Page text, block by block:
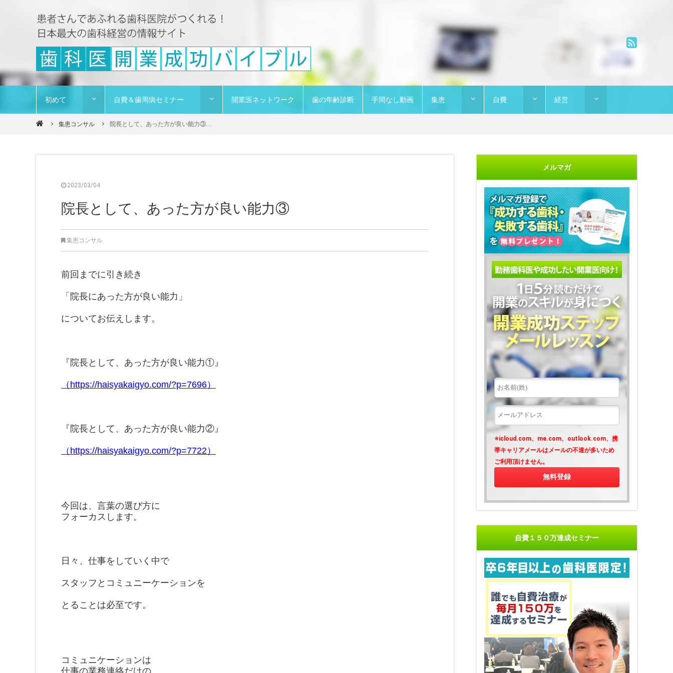
初めて 自費＆歯周病セミナー 開業医ネットワーク 歯の年齢診断 手間なし動画 集患 自費 経営
集患コンサル 院長として、あった方が良い能力③...
2023/03/04
院長として、あった方が良い能力③
集患コンサル
前回までに引き続き
「院長にあった方が良い能力」
についてお伝えします。
『院長として、あった方が良い能力①』
（https://haisyakaigyo.com/?p=7696）
『院長として、あった方が良い能力②』
（https://haisyakaigyo.com/?p=7722）
今回は、言葉の選び方に
フォーカスします。
日々、仕事をしていく中で
スタッフとコミュニーケーションを
とることは必至です。
コミュニケーションは
仕事の業務連絡だけの
メルマガ
※icloud.com、me.com、outlook.com、携
帯キャリアメールはメールの不達が多いため
ご利用頂けません。
自費１５０万達成セミナー